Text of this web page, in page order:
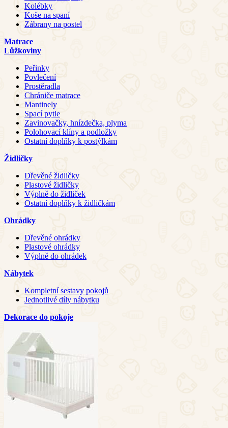
Kolébky
Koše na spaní
Zábrany na postel
Matrace
Lůžkoviny
Peřinky
Povlečení
Prostěradla
Chrániče matrace
Mantinely
Spací pytle
Zavinovačky, hnízdečka, plyma
Polohovací klíny a podložky
Ostatní doplňky k postýlkám
Židličky
Dřevěné židličky
Plastové židličky
Výplně do židliček
Ostatní doplňky k židličkám
Ohrádky
Dřevěné ohrádky
Plastové ohrádky
Výplně do ohrádek
Nábytek
Kompletní sestavy pokojů
Jednotlivé díly nábytku
Dekorace do pokoje